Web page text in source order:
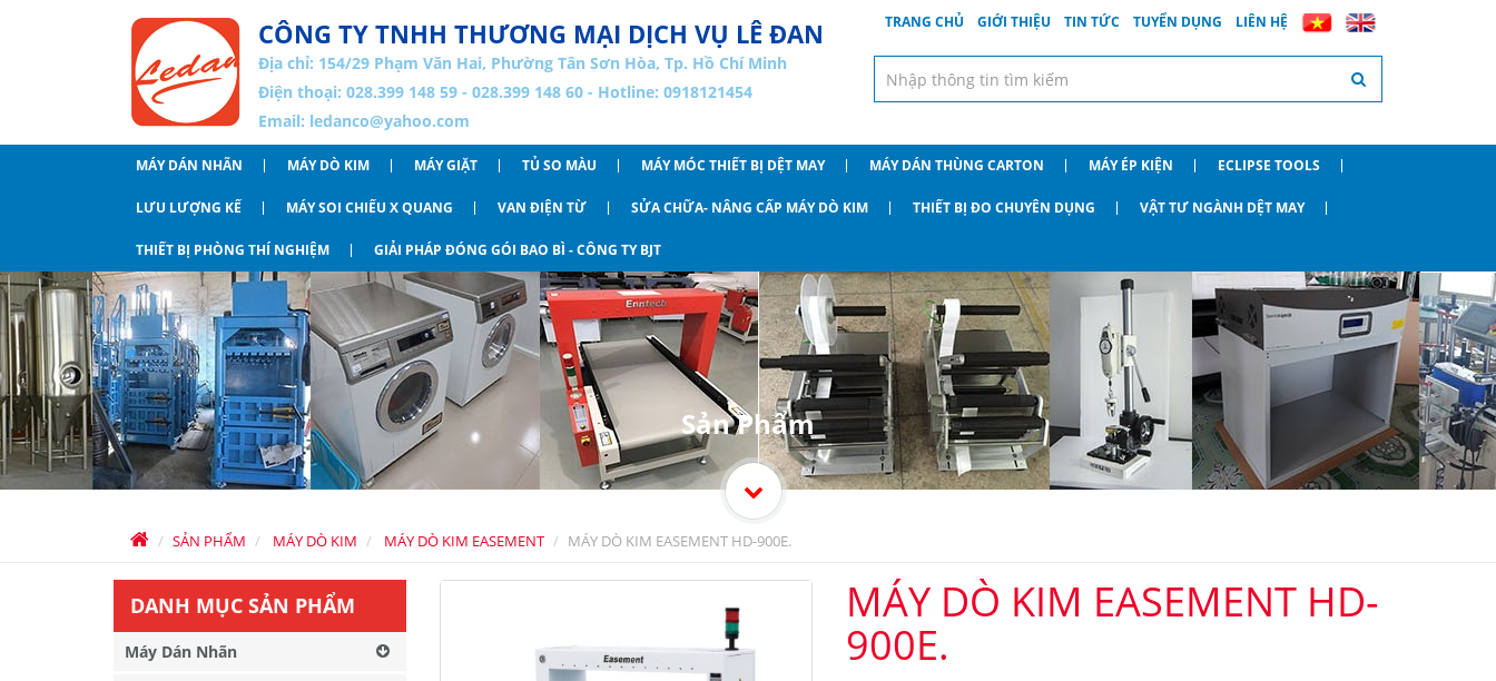
CÔNG TY TNHH THƯƠNG MẠI DỊCH VỤ LÊ ĐAN
Địa chỉ: 154/29 Phạm Văn Hai, Phường Tân Sơn Hòa, Tp. Hồ Chí Minh
Điện thoại: 028.399 148 59 - 028.399 148 60 - Hotline: 0918121454
Email: ledanco@yahoo.com
TRANG CHỦ GIỚI THIỆU TIN TỨC TUYỂN DỤNG LIÊN HỆ
MÁY DÁN NHÃN MÁY DÒ KIM MÁY GIẶT TỦ SO MÀU MÁY MÓC THIẾT BỊ DỆT MAY MÁY DÁN THÙNG CARTON MÁY ÉP KIỆN ECLIPSE TOOLS
LƯU LƯỢNG KẾ MÁY SOI CHIẾU X QUANG VAN ĐIỆN TỪ SỬA CHỮA- NÂNG CẤP MÁY DÒ KIM THIẾT BỊ ĐO CHUYÊN DỤNG VẬT TƯ NGÀNH DỆT MAY
THIẾT BỊ PHÒNG THÍ NGHIỆM GIẢI PHÁP ĐÓNG GÓI BAO BÌ - CÔNG TY BJT
SẢN PHẨM MÁY DÒ KIM MÁY DÒ KIM EASEMENT MÁY DÒ KIM EASEMENT HD-900E.
Sản Phẩm
MÁY DÒ KIM EASEMENT HD-
900E.
DANH MỤC SẢN PHẨM
Máy Dán Nhãn